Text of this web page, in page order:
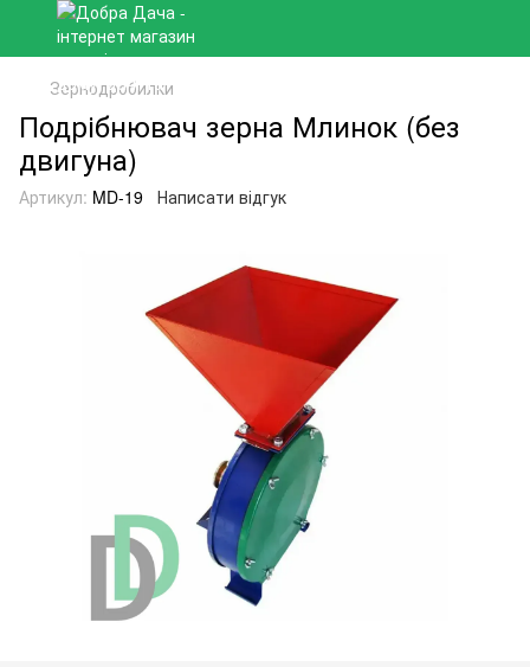
Зернодробилки
Подрібнювач зерна Млинок (без
двигуна)
Артикул: MD-19 Написати відгук